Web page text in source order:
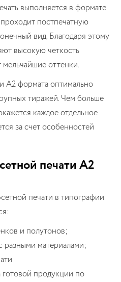
выполняется в формате
постпечатную
вид. Благодаря этому
высокую четкость
оттенки.
А2 формата оптимально
тиражей. Чем больше
каждое отдельное
за счет особенностей
печати А2
печати в типографии
и полутонов;
разными материалами;
готовой продукции по